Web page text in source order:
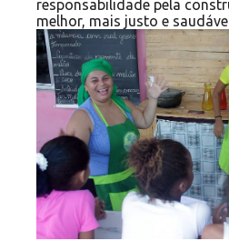
responsabilidade pela
melhor, mais justo e